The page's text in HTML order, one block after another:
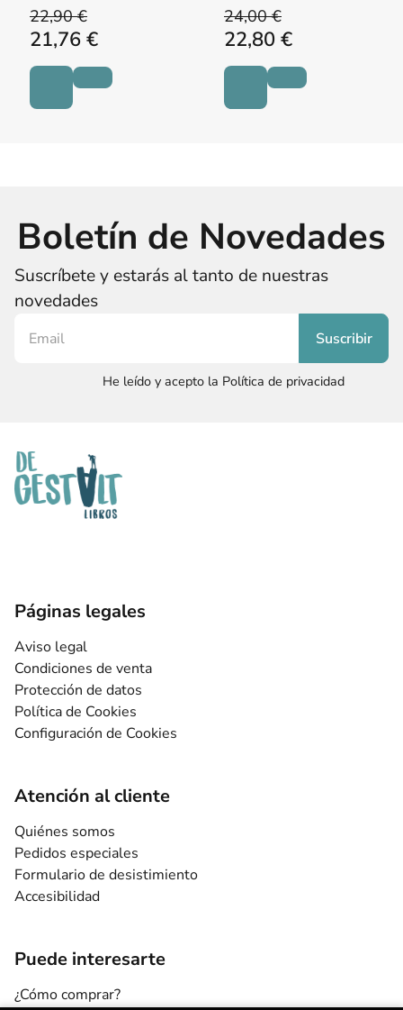
22,90 €
21,76 €
24,00 €
22,80 €
Boletín de Novedades
Suscríbete y estarás al tanto de nuestras
novedades
He leído y acepto la Política de privacidad
Páginas legales
Aviso legal
Condiciones de venta
Protección de datos
Política de Cookies
Configuración de Cookies
Atención al cliente
Quiénes somos
Pedidos especiales
Formulario de desistimiento
Accesibilidad
Puede interesarte
¿Cómo comprar?